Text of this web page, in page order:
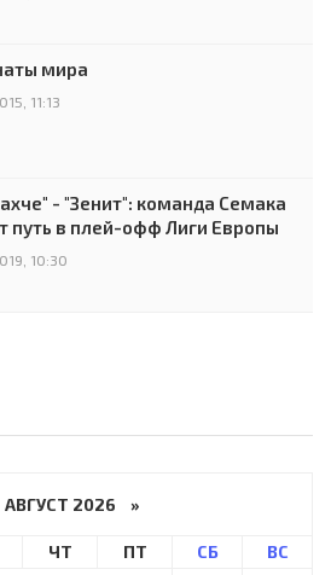
мира
11:13
- "Зенит": команда Семака
путь в плей-офф Лиги Европы
10:30
АВГУСТ 2026 »
ЧТ ПТ СБ
ВС